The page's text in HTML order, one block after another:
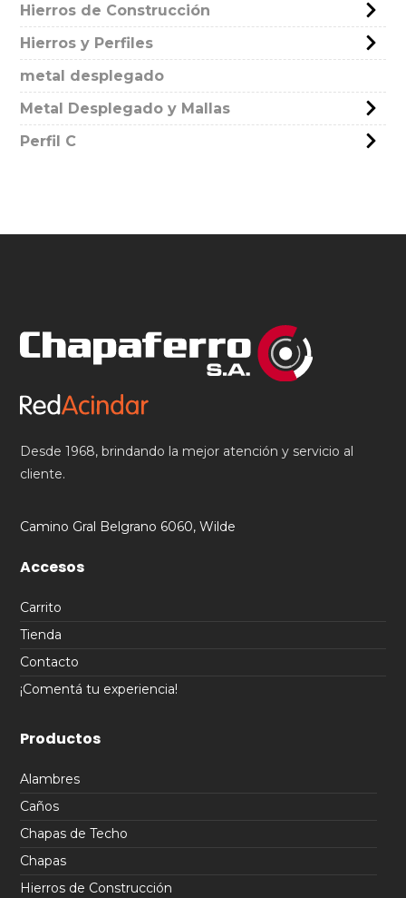
Hierros de Construcción
Hierros y Perfiles
metal desplegado
Metal Desplegado y Mallas
Perfil C
Desde 1968, brindando la mejor atención y servicio al
cliente.
Camino Gral Belgrano 6060, Wilde
Accesos
Carrito
Tienda
Contacto
¡Comentá tu experiencia!
Productos
Alambres
Caños
Chapas de Techo
Chapas
Hierros de Construcción